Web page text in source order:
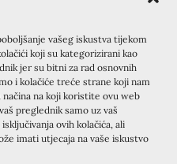
vašeg iskustva tijekom
koji su kategorizirani kao
jer su bitni za rad osnovnih
i kolačiće treće strane koji nam
na koji koristite ovu web
preglednik samo uz vaš
ovih kolačića, ali
imati utjecaja na vaše iskustvo
druge strane oni stariji, svi
koji su naravno izveli
te izazvali Andriju
bilo izrazito žao što je